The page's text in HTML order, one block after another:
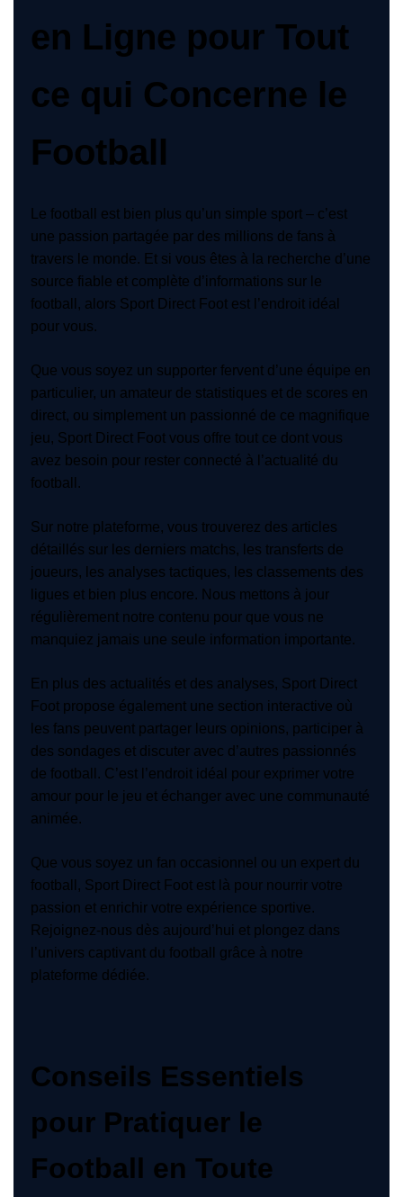
en Ligne pour Tout
ce qui Concerne le
Football
Le football est bien plus qu’un simple sport – c’est
une passion partagée par des millions de fans à
travers le monde. Et si vous êtes à la recherche d’une
source fiable et complète d’informations sur le
football, alors Sport Direct Foot est l’endroit idéal
pour vous.
Que vous soyez un supporter fervent d’une équipe en
particulier, un amateur de statistiques et de scores en
direct, ou simplement un passionné de ce magnifique
jeu, Sport Direct Foot vous offre tout ce dont vous
avez besoin pour rester connecté à l’actualité du
football.
Sur notre plateforme, vous trouverez des articles
détaillés sur les derniers matchs, les transferts de
joueurs, les analyses tactiques, les classements des
ligues et bien plus encore. Nous mettons à jour
régulièrement notre contenu pour que vous ne
manquiez jamais une seule information importante.
En plus des actualités et des analyses, Sport Direct
Foot propose également une section interactive où
les fans peuvent partager leurs opinions, participer à
des sondages et discuter avec d’autres passionnés
de football. C’est l’endroit idéal pour exprimer votre
amour pour le jeu et échanger avec une communauté
animée.
Que vous soyez un fan occasionnel ou un expert du
football, Sport Direct Foot est là pour nourrir votre
passion et enrichir votre expérience sportive.
Rejoignez-nous dès aujourd’hui et plongez dans
l’univers captivant du football grâce à notre
plateforme dédiée.
Conseils Essentiels
pour Pratiquer le
Football en Toute